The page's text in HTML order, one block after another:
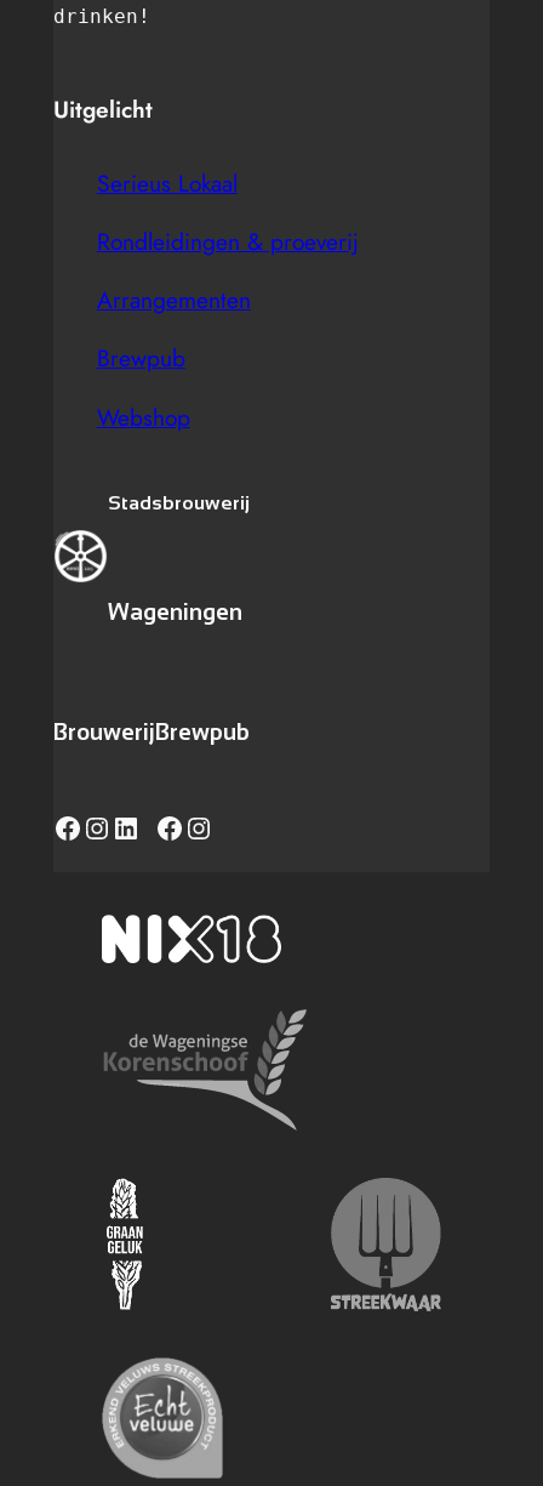
drinken!
Uitgelicht
Serieus Lokaal
Rondleidingen & proeverij
Arrangementen
Brewpub
Webshop
Stadsbrouwerij
Wageningen
Brouwerij
Facebook Instagram LinkedIn
Brewpub
https://www.facebook.com/caferadvanwageningen/ Instagram